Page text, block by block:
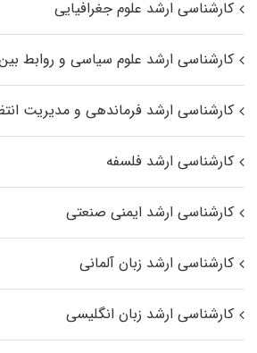
کارشناسی ارشد علوم جغرافیایی
کارشناسی ارشد علوم سیاسی و روابط
کارشناسی ارشد فرماندهی و مدیریت
کارشناسی ارشد فلسفه
کارشناسی ارشد ایمنی صنعتی
کارشناسی ارشد زبان آلمانی
کارشناسی ارشد زبان انگلیسی